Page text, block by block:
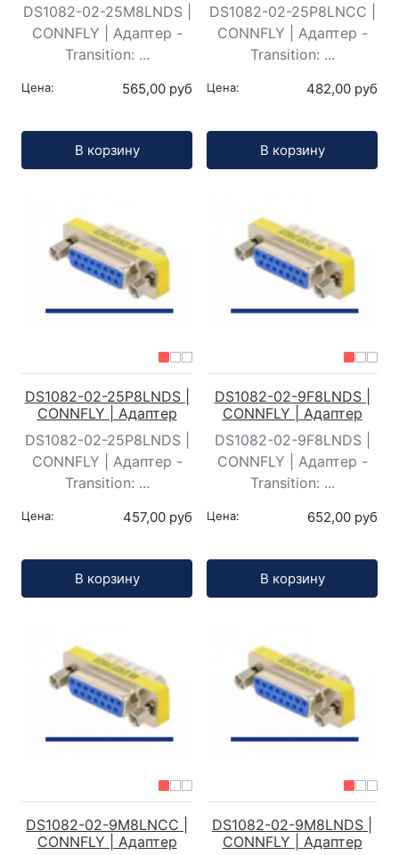
DS1082-02-25M8LNDS |
CONNFLY | Адаптер -
Transition: ...
Цена: 565,00 руб
В корзину
DS1082-02-25P8LNCC |
CONNFLY | Адаптер -
Transition: ...
Цена: 482,00 руб
В корзину
DS1082-02-25P8LNDS |
CONNFLY | Адаптер
DS1082-02-25P8LNDS |
CONNFLY | Адаптер -
Transition: ...
Цена: 457,00 руб
В корзину
DS1082-02-9F8LNDS |
CONNFLY | Адаптер
DS1082-02-9F8LNDS |
CONNFLY | Адаптер -
Transition: ...
Цена: 652,00 руб
В корзину
DS1082-02-9M8LNCC |
CONNFLY | Адаптер
DS1082-02-9M8LNDS |
CONNFLY | Адаптер